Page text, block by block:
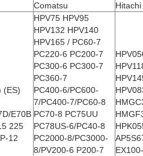
Comatsu Hitachi
(ES)
E70B
225
12
HPV75 HPV95
HPV132 HPV140
HPV165 / PC60-7
PC220-6 PC200-7
PC300-6 PC300-7
PC360-7
PC400-6/PC600-
7/PC400-7/PC60-8
PC70-8 PC75UU
PC78US-6/PC40-8
PC2000-8/PC3000-
8/PV200-6 P200-7